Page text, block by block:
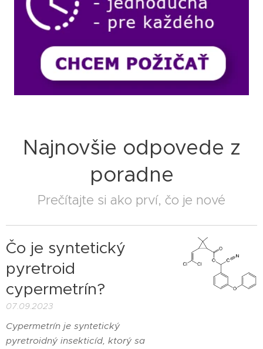
Najnovšie odpovede z
poradne
Prečítajte si ako prví, čo je nové
Čo je syntetický
pyretroid
cypermetrín?
07.09.2023
Cypermetrín je syntetický
pyretroidný insekticíd, ktorý sa